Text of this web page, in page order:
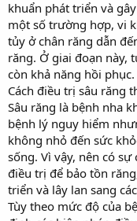
khuẩn phát triển và
một số trường hợp, vi
tủy ở chân răng dẫn
răng. Ở giai đoạn này,
còn khả năng hồi phục.
Cách điều trị sâu răng
Sâu răng là bệnh nha
bệnh lý nguy hiểm
không nhỏ đến sức
sống. Vì vậy, nên có
điều trị để bảo tồn
triển và lây lan sang
Tùy theo mức độ của